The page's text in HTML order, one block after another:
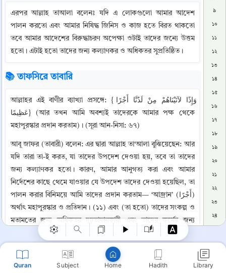
Quran Subject Home Hadith Library
এরপর আল্লাহ তাআলা বলেনঃ যদি এ লোকগুলো আমার আদেশ
পালন করতো এবং আমার নিষিদ্ধ জিনিস ও কাজ হতে বিরত থাকতো
তবে আমার আদেশের বিরুদ্ধাচরণ অপেক্ষা ওটাই তাদের জন্যে উত্তম
হতো। এটাই হতো তাদের জন্য কল্যাণকর ও অধিকতর সুপ্রতিষ্ঠিত।
📚 তাফসিরে তাবারি
আল্লাহর এই বাণীর ব্যাখ্যা প্রসঙ্গে: {وَإِذًا لآتَيْنَاهُمْ مِنْ لَدُنَّا أَجْرًا
عَظِيمًا} (আর তখন আমি অবশ্যই তাদেরকে আমার পক্ষ থেকে
মহাপুরস্কার প্রদান করতাম)। (সূরা আন-নিসা: ৬৭)
আবূ জাফর (তাবারী) বলেন: এর দ্বারা আল্লাহ তা‘আলা বুঝিয়েছেন: আর
যদি তারা তা-ই করত, যা তাদের উপদেশ দেওয়া হয়, তবে তা তাদের
জন্য কল্যাণকর হতো। কারণ, আমার আনুগত্য করা এবং আমার
নির্দেশের কাছে থেমে যাওয়ার যে উপদেশ তাদের দেওয়া হয়েছিল, তা
পালন করার বিনিময়ে আমি তাদের প্রদান করতাম— ‘আজ্রান’ (أَجْرًا)
অর্থাৎ মহাপুরস্কার ও প্রতিদান। (১১) এবং (তা হতো) তাদের সংকল্প ও
মতামতের জন্য অধিকতর দৃঢ়তাদানকারী এবং তাদের কর্মের জন্য
অধিকতর শক্তিশালী। এবং আমি তাদেরকে সরল পথে পরিচালিত
করতাম—অর্থাৎ এমন পথ, যাতে কোনো বক্রতা নেই। আর তা হলো
আল্লাহর প্রতিষ্ঠিত দীন, যা তিনি তাঁর বান্দাদের জন্য মনোনীত করেছেন
এবং বিধান হিসেবে দিয়েছেন। আর সেটিই হলো ইসলাম। (১২)
৯
১০
১১
১২
১৩
১৪
১৫
১৬
১৭
১৮
১৯
২০
২১
২২
২৩
২৪
২৬
Copy